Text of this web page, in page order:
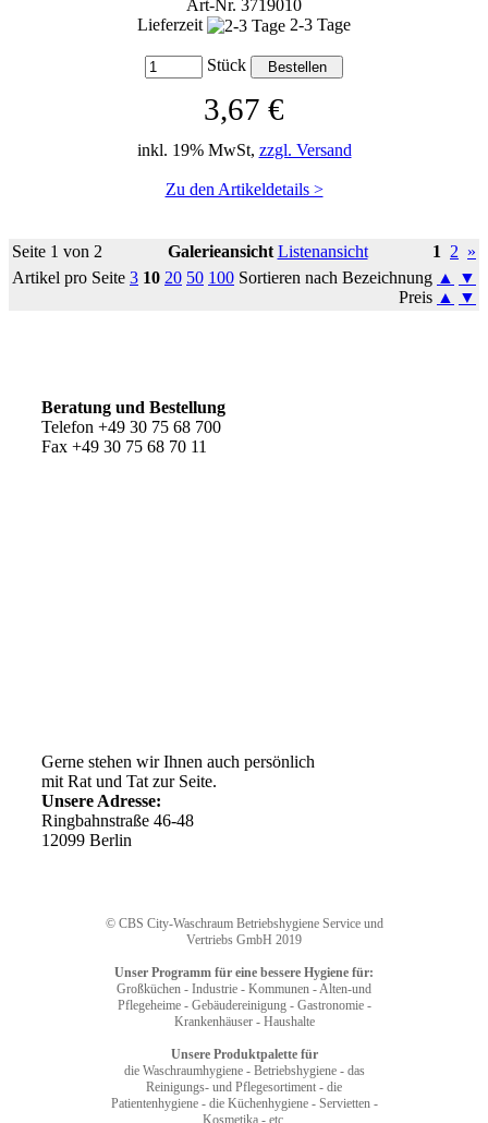
Art-Nr. 3719010
Lieferzeit
2-3 Tage
Stück
3,67 €
inkl. 19% MwSt, zzgl. Versand
Zu den Artikeldetails >
Seite 1 von 2 1 2 »
Galerieansicht Listenansicht
Artikel pro Seite 3 10 20 50 100 Sortieren nach Bezeichnung ▲
▼
Preis ▲ ▼
Beratung und Bestellung
Telefon +49 30 75 68 700
Fax +49 30 75 68 70 11
Gerne stehen wir Ihnen auch persönlich
mit Rat und Tat zur Seite.
Unsere Adresse:
Ringbahnstraße 46-48
12099 Berlin
© CBS City-Waschraum Betriebshygiene Service und
Vertriebs GmbH 2019
Unser Programm für eine bessere Hygiene für:
Großküchen - Industrie - Kommunen - Alten-und
Pflegeheime - Gebäudereinigung - Gastronomie -
Krankenhäuser - Haushalte
Unsere Produktpalette für
die Waschraumhygiene - Betriebshygiene - das
Reinigungs- und Pflegesortiment - die
Patientenhygiene - die Küchenhygiene - Servietten -
Kosmetika - etc.